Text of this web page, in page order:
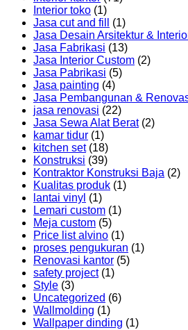
Interior toko (1)
Jasa cut and fill
(1)
Jasa Desain Arsitektur &
Jasa Fabrikasi (13)
Jasa Interior Custom (2)
Jasa Pabrikasi (5)
Jasa painting (4)
Jasa Pembangunan &
jasa renovasi (22)
Jasa Sewa Alat Berat(2)
kamar tidur (1)
kitchen set(18)
Konstruksi (39)
Kontraktor Konstruksi Baja (2)
Kualitas produk (1)
lantai vinyl (1)
Lemari custom (1)
Meja custom (5)
Price list alvino (1)
proses pengukuran (1)
Renovasi kantor (5)
safety project(1)
Style (3)
Uncategorized (6)
Wallmolding (1)
Wallpaper dinding (1)